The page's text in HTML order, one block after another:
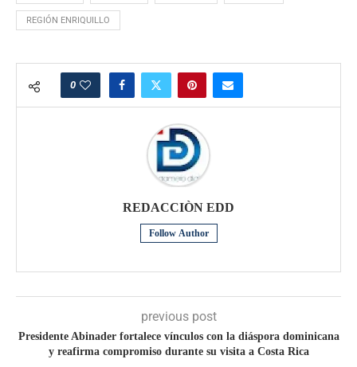
REGIÓN ENRIQUILLO
0
REDACCIÒN EDD
Follow Author
previous post
Presidente Abinader fortalece vínculos con la diáspora dominicana
y reafirma compromiso durante su visita a Costa Rica